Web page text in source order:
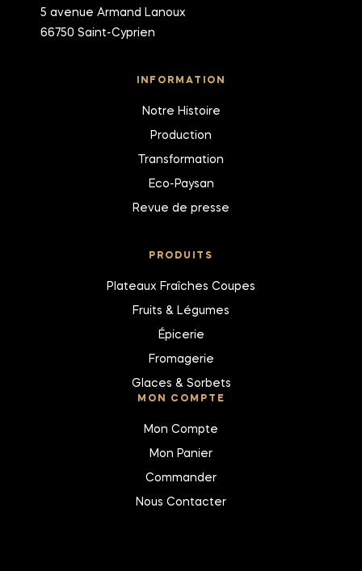
5 avenue Armand Lanoux
66750 Saint-Cyprien
INFORMATION
Notre Histoire
Production
Transformation
Eco-Paysan
Revue de presse
PRODUITS
Plateaux Fraîches Coupes
Fruits & Légumes
Épicerie
Fromagerie
Glaces & Sorbets
MON COMPTE
Mon Compte
Mon Panier
Commander
Nous Contacter